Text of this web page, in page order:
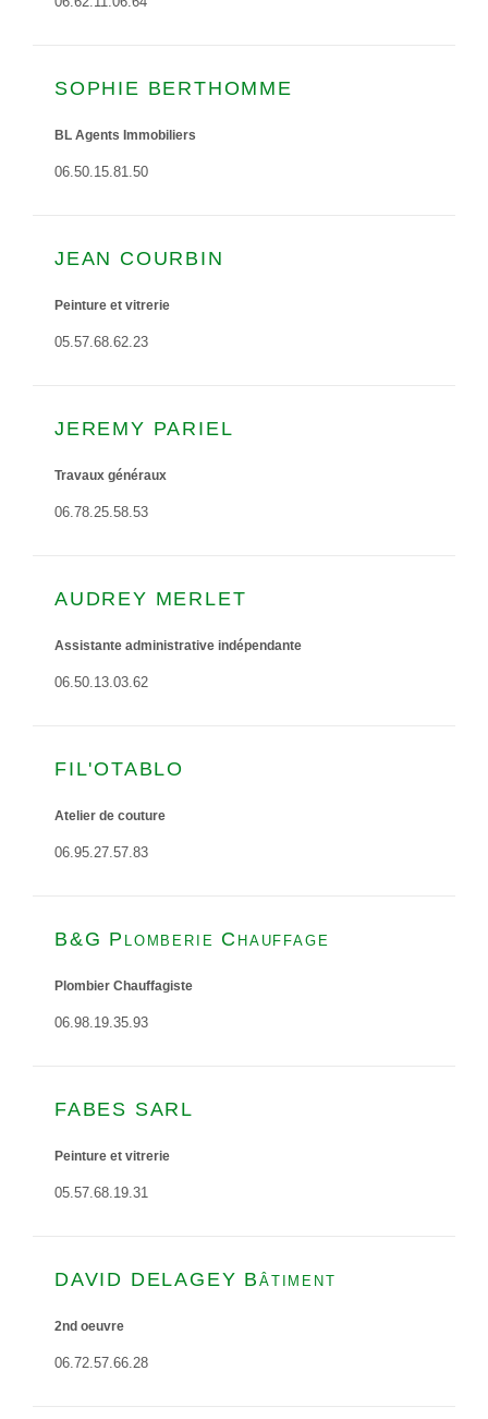
SOPHIE BERTHOMME
BL Agents Immobiliers
06.50.15.81.50
JEAN COURBIN
Peinture et vitrerie
05.57.68.62.23
JEREMY PARIEL
Travaux généraux
06.78.25.58.53
AUDREY MERLET
Assistante administrative indépendante
06.50.13.03.62
FIL'OTABLO
Atelier de couture
06.95.27.57.83
B&G Plomberie Chauffage
Plombier Chauffagiste
06.98.19.35.93
FABES SARL
Peinture et vitrerie
05.57.68.19.31
DAVID DELAGEY Bâtiment
2nd oeuvre
06.72.57.66.28